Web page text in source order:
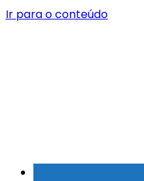
Ir para o conteúdo